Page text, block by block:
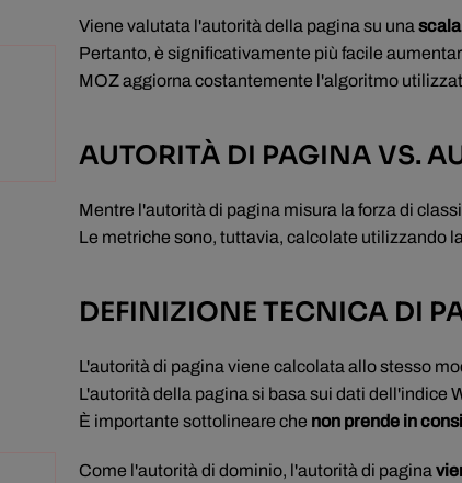
Viene valutata l'autorità della pagina su una
Pertanto, è significativamente più facile
MOZ aggiorna costantemente l'algoritmo
AUTORITÀ DI PAGINA VS.
Mentre l'autorità di pagina misura la forza di
Le metriche sono, tuttavia, calcolate utilizzando
DEFINIZIONE TECNICA DI
L'autorità di pagina viene calcolata allo stesso
L'autorità della pagina si basa sui dati dell'indice
È importante sottolineare che non prende in
Come l'autorità di dominio, l'autorità di pagina